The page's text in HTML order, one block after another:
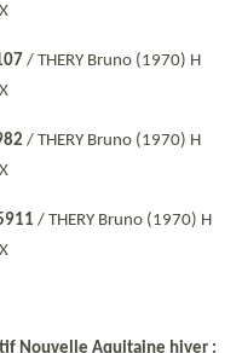
/ THERY Bruno (1970) H
/ THERY Bruno (1970) H
/ THERY Bruno (1970) H
Nouvelle Aquitaine hiver :